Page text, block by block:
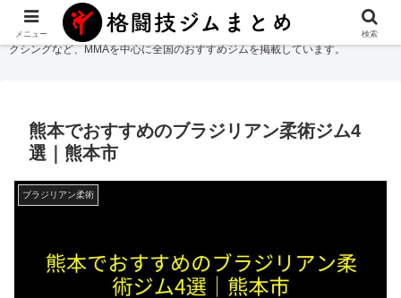
格闘技ジムまとめ
では総合格闘技・柔術・レスリング・キックボクシング・ボ
クシングなど、MMAを中心に全国のおすすめジムを掲載しています。
熊本でおすすめのブラジリアン柔術ジム4
選｜熊本市
ブラジリアン柔術
メニュー 検索